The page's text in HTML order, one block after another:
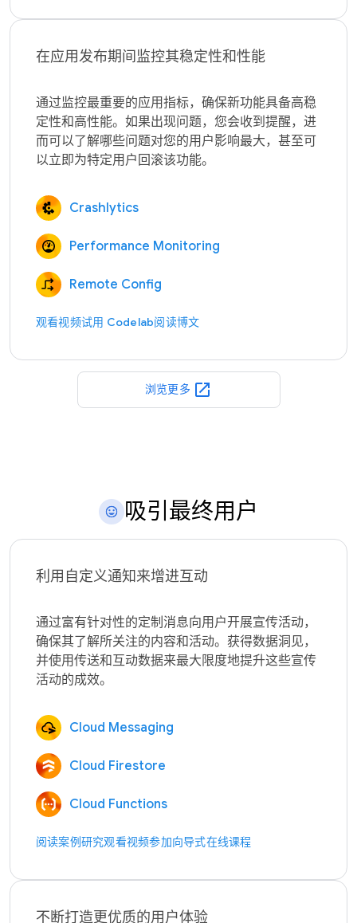
在应用发布期间监控其稳定性和性能
通过监控最重要的应用指标，确保新功能具备高稳
定性和高性能。如果出现问题，您会收到提醒，进
而可以了解哪些问题对您的用户影响最大，甚至可
Crashlytics
Performance Monitoring
Remote Config
观看视频试用 Codelab阅读博文
浏览更多 open_in_new
吸引最终用户
利用自定义通知来增进互动
通过富有针对性的定制消息向用户开展宣传活动，
确保其了解所关注的内容和活动。获得数据洞见，
并使用传送和互动数据来最大限度地提升这些宣传
Cloud Messaging
Cloud Firestore
Cloud Functions
阅读案例研究观看视频参加向导式在线课程
不断打造更优质的用户体验